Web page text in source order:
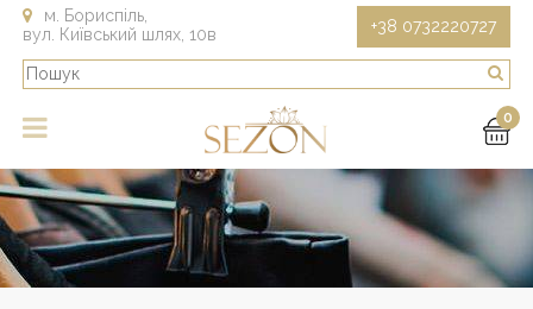
м. Бориспіль,
вул. Київський шлях, 10в
+38 0732220727
0